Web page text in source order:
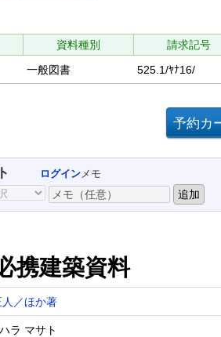
資料種別 請求記号
一般図書 525.1/ﾔﾅ16/
ログインメモ
携建築資料
／ほか著
ラ マサト